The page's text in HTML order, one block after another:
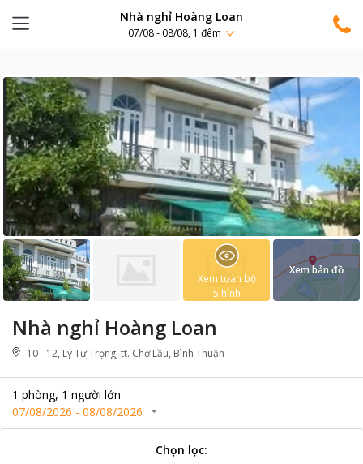
Nhà nghỉ Hoàng Loan
07/08 - 08/08, 1 đêm
Nhà nghỉ Hoàng Loan
10 - 12, Lý Tự Trọng, tt. Chợ Lầu, Bình Thuận
1 phòng, 1 người lớn
07/08/2026 - 08/08/2026
Xem toàn bộ
5 hình
Xem bản đồ
Chọn lọc: